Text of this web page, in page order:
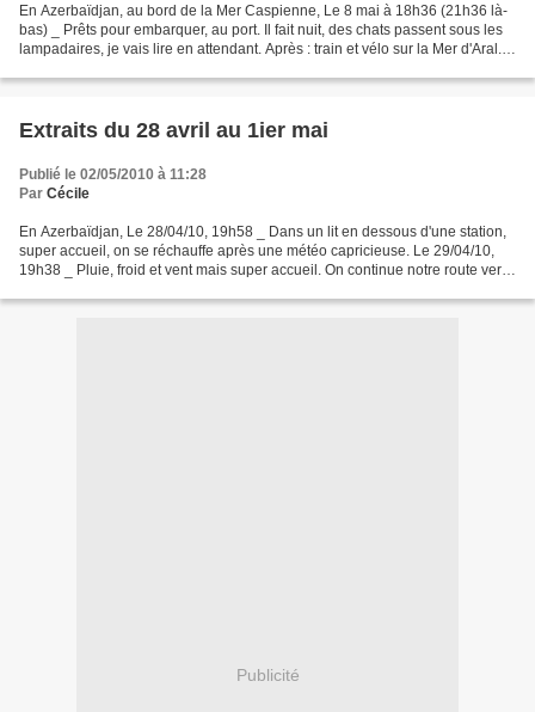
En Azerbaïdjan, au bord de la Mer Caspienne, Le 8 mai à 18h36 (21h36 là-
bas) _ Prêts pour embarquer, au port. Il fait nuit, des chats passent sous les
lampadaires, je vais lire en attendant. Après : train et vélo sur la Mer d'Aral.
Extraits du 28 avril au 1ier mai
Publié le 02/05/2010 à 11:28
Par Cécile
En Azerbaïdjan, Le 28/04/10, 19h58 _ Dans un lit en dessous d'une station,
super accueil, on se réchauffe après une météo capricieuse. Le 29/04/10,
19h38 _ Pluie, froid et vent mais super accueil. On continue notre route vers
Publicité